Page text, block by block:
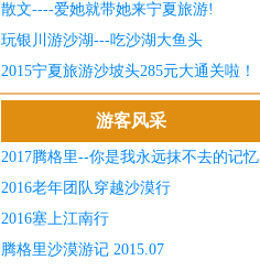
散文----爱她就带她来宁夏旅游!
玩银川游沙湖---吃沙湖大鱼头
2015宁夏旅游沙坡头285元大通关啦！
游客风采
2017腾格里--你是我永远抹不去的记忆
2016老年团队穿越沙漠行
2016塞上江南行
腾格里沙漠游记 2015.07